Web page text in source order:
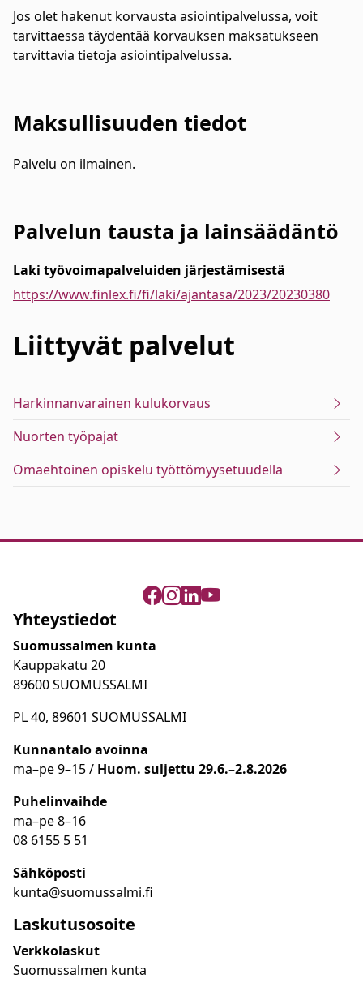
Jos olet hakenut korvausta asiointipalvelussa, voit
tarvittaessa täydentää korvauksen maksatukseen
tarvittavia tietoja asiointipalvelussa.
Maksullisuuden tiedot
Palvelu on ilmainen.
Palvelun tausta ja lainsäädäntö
Laki työvoimapalveluiden järjestämisestä
https://www.finlex.fi/fi/laki/ajantasa/2023/20230380
Liittyvät palvelut
Harkinnanvarainen kulukorvaus
Nuorten työpajat
Omaehtoinen opiskelu työttömyysetuudella
Yhteystiedot
Suomussalmen kunta
Kauppakatu 20
89600 SUOMUSSALMI
PL 40, 89601 SUOMUSSALMI
Kunnantalo avoinna
ma–pe 9–15 / Huom. suljettu 29.6.–2.8.2026
Puhelinvaihde
ma–pe 8–16
08 6155 5 51
Sähköposti
kunta@suomussalmi.fi
Laskutusosoite
Verkkolaskut
Suomussalmen kunta